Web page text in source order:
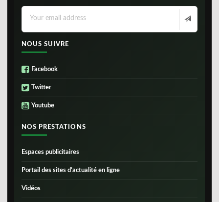
NOUS SUIVRE
Facebook
Twitter
Youtube
NOS PRESTATIONS
Espaces publicitaires
Portail des sites d’actualité en ligne
Vidéos